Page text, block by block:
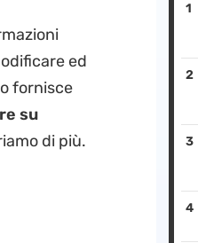
ed
fornisce
su
di più.